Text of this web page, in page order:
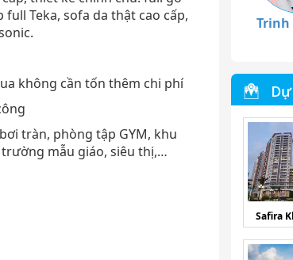
Teka, sofa da thật cao cấp,
không cần tốn thêm chi phí
tràn, phòng tập GYM, khu
mẫu giáo, siêu thị,…
Trinh
Safira